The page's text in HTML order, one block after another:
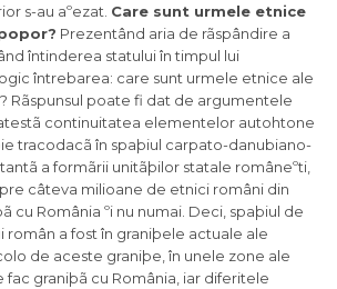
s-au aºezat. Care sunt urmele etnice
Prezentând aria de rãspândire a
întinderea statului în timpul lui
întrebarea: care sunt urmele etnice ale
Rãspunsul poate fi dat de argumentele
continuitatea elementelor autohtone
tracodacã în spaþiul carpato-danubiano-
a formãrii unitãþilor statale româneºti,
câteva milioane de etnici români din
cu România ºi nu numai. Deci, spaþiul de
a fost în graniþele actuale ale
de aceste graniþe, în unele zone ale
fac graniþã cu România, iar diferitele